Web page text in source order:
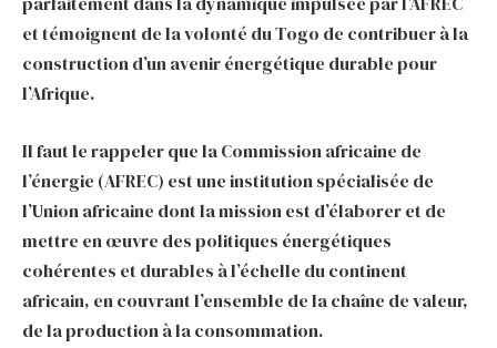
et témoignent de la volonté du Togo de contribuer à la
construction d’un avenir énergétique durable pour
l’Afrique.
Il faut le rappeler que la Commission africaine de
l’énergie (AFREC) est une institution spécialisée de
l’Union africaine dont la mission est d’élaborer et de
mettre en œuvre des politiques énergétiques
cohérentes et durables à l’échelle du continent
africain, en couvrant l’ensemble de la chaîne de valeur,
de la production à la consommation.